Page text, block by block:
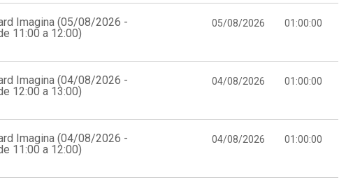
Imagina (05/08/2026 -
11:00 a 12:00)
05/08/2026 01:00:00
Imagina (04/08/2026 -
12:00 a 13:00)
04/08/2026 01:00:00
Imagina (04/08/2026 -
11:00 a 12:00)
04/08/2026 01:00:00